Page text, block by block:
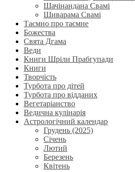
Шачінандана Свамі
Шиварама Свамі
Таємно про таємне
Божества
Свята Дгама
Веди
Книги Шріли Прабгупади
Книги
Творчість
Турбота про дітей
Турбота про відданих
Вегетаріанство
Ведична кулінарія
Астрологічний календар
Грудень (2025)
Січень
Лютий
Березень
Квітень